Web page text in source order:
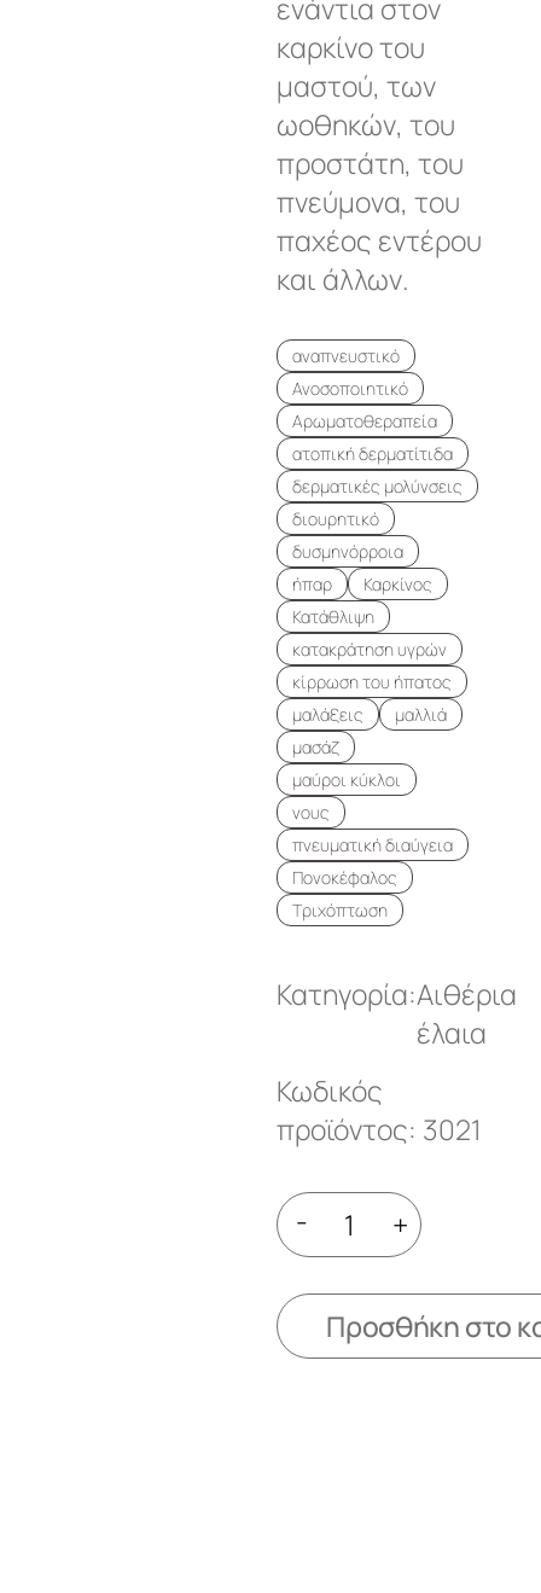
ενάντια στον
καρκίνο του
μαστού, των
ωοθηκών, του
προστάτη, του
πνεύμονα, του
παχέος εντέρου
και άλλων.
αναπνευστικό
Ανοσοποιητικό
Αρωματοθεραπεία
ατοπική δερματίτιδα
δερματικές μολύνσεις
διουρητικό
δυσμηνόρροια
ήπαρ
Καρκίνος
Κατάθλιψη
κατακράτηση υγρών
κίρρωση του ήπατος
μαλάξεις
μαλλιά
μασάζ
μαύροι κύκλοι
νους
πνευματική διαύγεια
Πονοκέφαλος
Τριχόπτωση
Κατηγορία:Αιθέρια
έλαια
Κωδικός
προϊόντος: 3021
- +
Προσθήκη στο